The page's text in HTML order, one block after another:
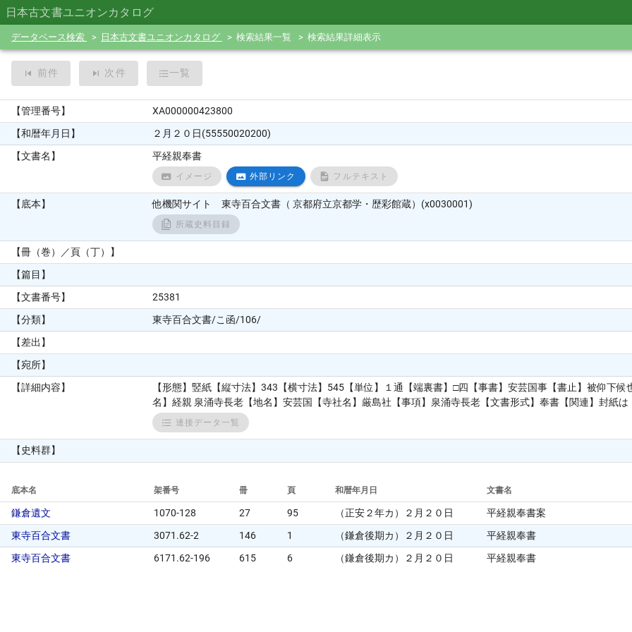
日本古文書ユニオンカタログ
データベース検索 日本古文書ユニオンカタログ 検索結果一覧 検索結果詳細表示
前件 次件 一覧
【管理番号】
XA000000423800
【和暦年月日】
２月２０日(55550020200)
【文書名】
平経親奉書
イメージ 外部リンク フルテキスト
【底本】 他機関サイト 東寺百合文書（ 京都府立京都学・歴彩館蔵）(x0030001)
所蔵史料目録
【冊（巻）／頁（丁）】
【篇目】
【文書番号】
25381
【分類】
東寺百合文書/こ函/106/
【差出】
【宛所】
【詳細内容】
【形態】竪紙【縦寸法】343【横寸法】545【単位】１通【端裏書】□四【事書】安芸国事【書止】被仰下
名】経親 泉涌寺長老【地名】安芸国【寺社名】厳島社【事項】泉涌寺長老【文書形式】奉書【関連】封紙
連接データ一覧
【史料群】
底本名 架番号 冊 頁 和暦年月日 文書名
鎌倉遺文 1070-128 27 95 （正安２年カ）２月２０日
平経親奉書案
東寺百合文書
3071.62-2 146 1 （鎌倉後期カ）２月２０日
平経親奉書
東寺百合文書
6171.62-196 615 6 （鎌倉後期カ）２月２０日 平経親奉書